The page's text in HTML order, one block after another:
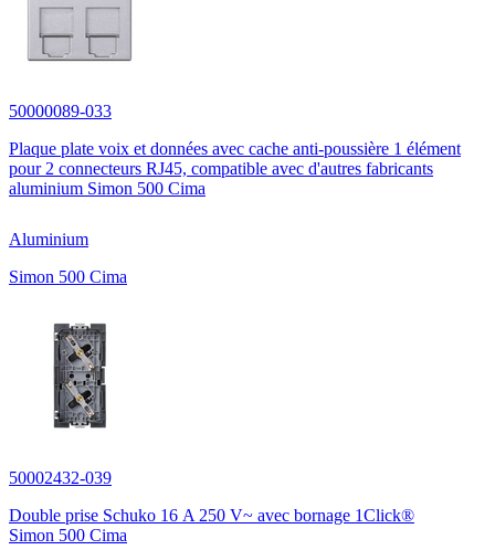
50000089-033
Plaque plate voix et données avec cache anti-poussière 1 élément
pour 2 connecteurs RJ45, compatible avec d'autres fabricants
aluminium Simon 500 Cima
Aluminium
Simon 500 Cima
50002432-039
Double prise Schuko 16 A 250 V~ avec bornage 1Click®
Simon 500 Cima